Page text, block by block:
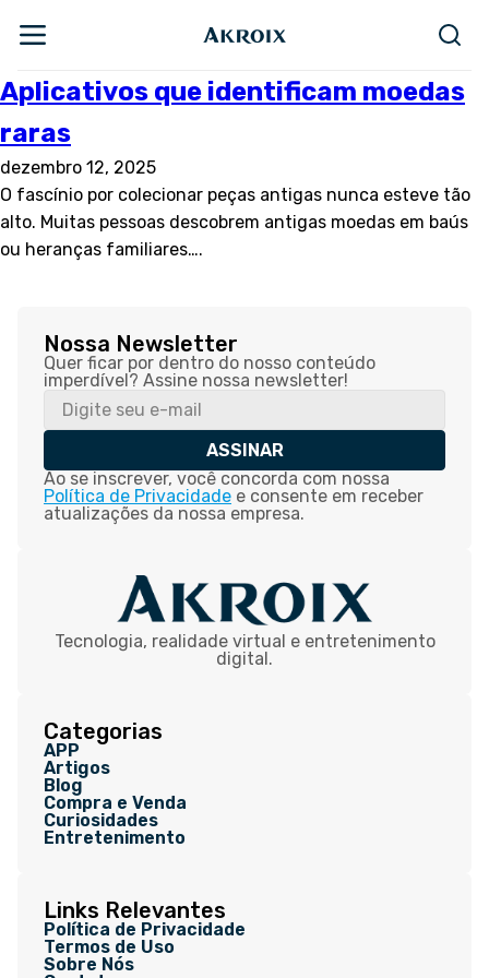
Aplicativos que identificam moedas
raras
dezembro 12, 2025
O fascínio por colecionar peças antigas nunca esteve tão
alto. Muitas pessoas descobrem antigas moedas em baús
ou heranças familiares….
Nossa Newsletter
Quer ficar por dentro do nosso conteúdo
imperdível? Assine nossa newsletter!
ASSINAR
Ao se inscrever, você concorda com nossa
Política de Privacidade e consente em receber
atualizações da nossa empresa.
Tecnologia, realidade virtual e entretenimento
digital.
Categorias
APP
Artigos
Blog
Compra e Venda
Curiosidades
Entretenimento
Links Relevantes
Política de Privacidade
Termos de Uso
Sobre Nós